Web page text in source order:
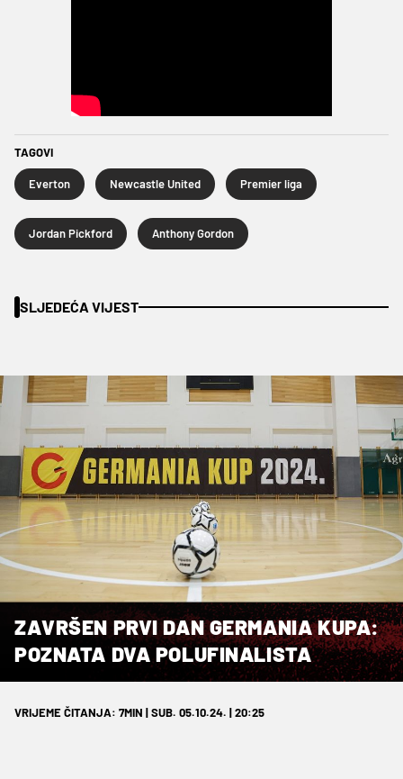
TAGOVI
Everton Newcastle United Premier liga
Jordan Pickford Anthony Gordon
SLJEDEĆA VIJEST
ZAVRŠEN PRVI DAN GERMANIA KUPA:
POZNATA DVA POLUFINALISTA
VRIJEME ČITANJA: 7MIN | SUB. 05.10.24. | 20:25